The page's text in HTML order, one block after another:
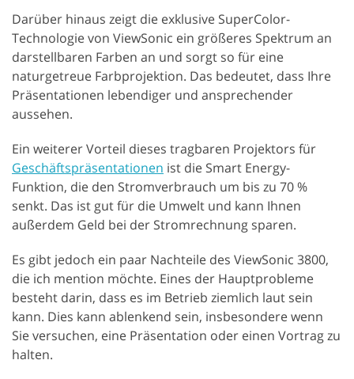
Darüber hinaus zeigt die exklusive SuperColor-
Technologie von ViewSonic ein größeres Spektrum an
darstellbaren Farben an und sorgt so für eine
naturgetreue Farbprojektion. Das bedeutet, dass Ihre
Präsentationen lebendiger und ansprechender
aussehen.
Ein weiterer Vorteil dieses tragbaren Projektors für
Geschäftspräsentationen ist die Smart Energy-
Funktion, die den Stromverbrauch um bis zu 70 %
senkt. Das ist gut für die Umwelt und kann Ihnen
außerdem Geld bei der Stromrechnung sparen.
Es gibt jedoch ein paar Nachteile des ViewSonic 3800,
die ich mention möchte. Eines der Hauptprobleme
besteht darin, dass es im Betrieb ziemlich laut sein
kann. Dies kann ablenkend sein, insbesondere wenn
Sie versuchen, eine Präsentation oder einen Vortrag zu
halten.